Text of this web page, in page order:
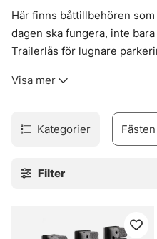
Här finns båttillbehören
dagen ska fungera, inte
Trailerlås för lugnare
står djupt och båten
tempot skruvas upp, eller
som bygger upp sin
mycket lull-lull här, mest
Visa mer
Kategorier
Filter